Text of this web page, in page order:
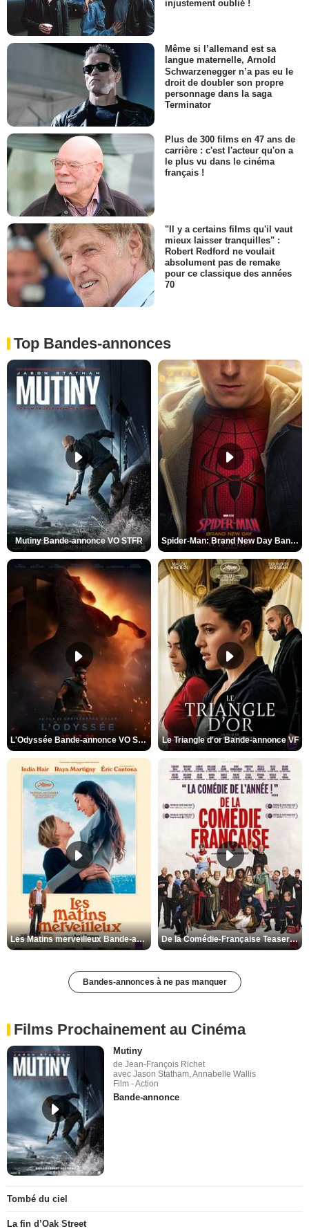
injustement oublié !
Même si l’allemand est sa
langue maternelle, Arnold
Schwarzenegger n’a pas eu le
droit de doubler son propre
personnage dans la saga
Terminator
Plus de 300 films en 47 ans de
carrière : c'est l'acteur qu'on a
le plus vu dans le cinéma
français !
"Il y a certains films qu'il vaut
mieux laisser tranquilles" :
Robert Redford ne voulait
absolument pas de remake
pour ce classique des années
70
Top Bandes-annonces
Mutiny Bande-annonce VO STFR Spider-Man: Brand New Day Bande-annonce VO STFR
L'Odyssée Bande-annonce VO STFR Le Triangle d'or Bande-annonce VF
Les Matins merveilleux Bande-annonce VF De la Comédie-Française Teaser VF
Bandes-annonces à ne pas manquer
Films Prochainement au Cinéma
Mutiny
de Jean-François Richet
avec Jason Statham, Annabelle Wallis
Film - Action
Bande-annonce
Tombé du ciel
La fin d’Oak Street